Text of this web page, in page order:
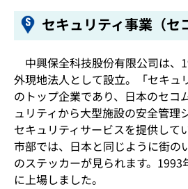
セキュリティ事業（セ
中興保全科技股份有限公司は、
外現地法人として設立。「セキュ
のトップ企業であり、日本のセコ
ュリティから大型施設の安全管理
セキュリティサービスを提供して
市部では、日本と同じように街の
のステッカーが見られます。
に上場しました。